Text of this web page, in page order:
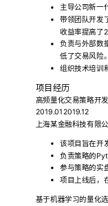
主导公司新一
带领团队开发
收益率提高了
负责与外部数
低了交易风险。
组织技术培训
项目经历
高频量化交易策略开
2019.012019.12
上海某金融科技有限
该项目旨在开
负责策略的
参与策略的实
项目上线后，
基于机器学习的量化